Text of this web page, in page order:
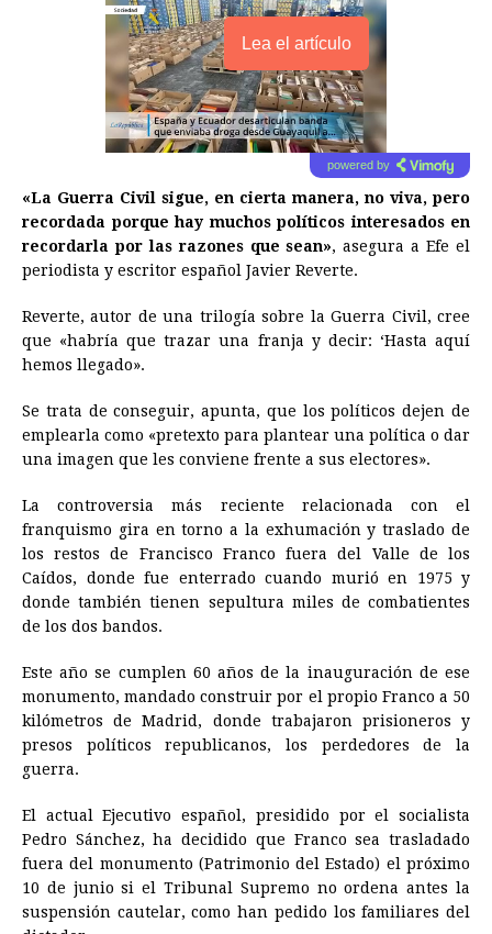
Lea el artículo
powered by
«La Guerra Civil sigue, en cierta manera, no viva, pero
recordada porque hay muchos políticos interesados en
recordarla por las razones que sean», asegura a Efe el
periodista y escritor español Javier Reverte.
Reverte, autor de una trilogía sobre la Guerra Civil, cree
que «habría que trazar una franja y decir: ‘Hasta aquí
hemos llegado».
Se trata de conseguir, apunta, que los políticos dejen de
emplearla como «pretexto para plantear una política o dar
una imagen que les conviene frente a sus electores».
La controversia más reciente relacionada con el
franquismo gira en torno a la exhumación y traslado de
los restos de Francisco Franco fuera del Valle de los
Caídos, donde fue enterrado cuando murió en 1975 y
donde también tienen sepultura miles de combatientes
de los dos bandos.
Este año se cumplen 60 años de la inauguración de ese
monumento, mandado construir por el propio Franco a 50
kilómetros de Madrid, donde trabajaron prisioneros y
presos políticos republicanos, los perdedores de la
guerra.
El actual Ejecutivo español, presidido por el socialista
Pedro Sánchez, ha decidido que Franco sea trasladado
fuera del monumento (Patrimonio del Estado) el próximo
10 de junio si el Tribunal Supremo no ordena antes la
suspensión cautelar, como han pedido los familiares del